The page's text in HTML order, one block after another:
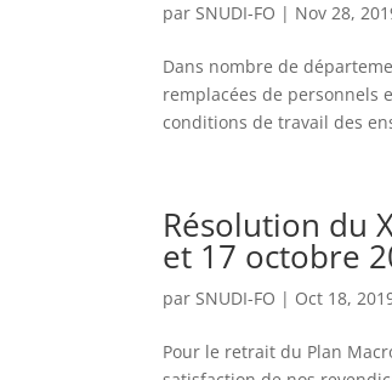
parSNUDI-FO | Nov 28,
Dans nombre de
remplacées de personnels
conditions de travail des
Résolution du
et 17 octobre
parSNUDI-FO | Oct 18,
Pour le retrait du Plan